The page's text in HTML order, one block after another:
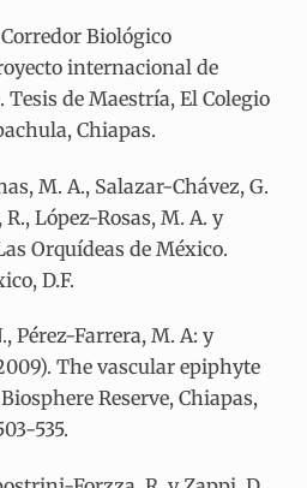
Biológico
internacional de
de Maestría, El Colegio
Chiapas.
M. A., Salazar-Chávez, G.
López-Rosas, M. A. y
Orquídeas de México.
D.F.
Pérez-Farrera, M. A: y
The vascular epiphyte
Reserve, Chiapas,
535.